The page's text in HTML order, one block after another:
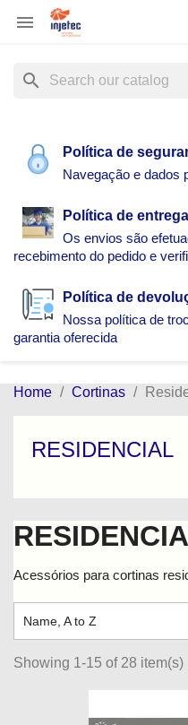

search
Política de
Navegação e dados
Política de entrega
Os envios são
recebimento do pedido e
Política de
Nossa política de
garantia oferecida
Home Cortinas
RESIDENCIAL
Acessórios para cortinas
Name, A to Z
Showing 1-15 of 28 item(s)